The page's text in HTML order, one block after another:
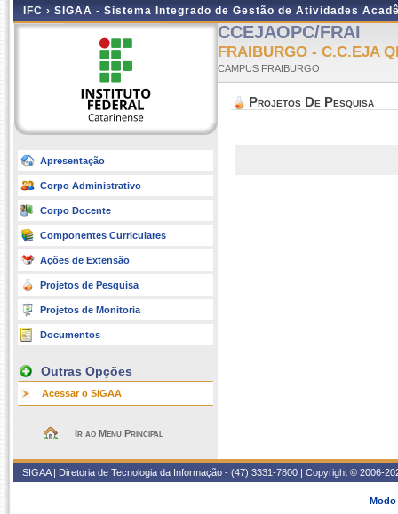
IFC › SIGAA - Sistema Integrado de Gestão de Atividades
Apresentação
Corpo Administrativo
Corpo Docente
Componentes Curriculares
Ações de Extensão
Projetos de Pesquisa
Projetos de Monitoria
Documentos
Outras Opções
Acessar o SIGAA
Ir ao Menu Principal
CCEJAOPC/FRAI
FRAIBURGO - C.C.EJA
CAMPUS FRAIBURGO
Projetos De Pesquisa
SIGAA | Diretoria de Tecnologia da Informação - (47) 3331-7800 | Copyright © 2006-
Modo